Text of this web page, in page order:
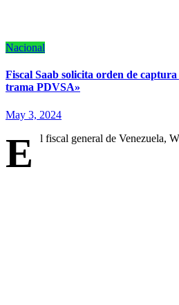
Nacional
Fiscal Saab solicita orden de
trama PDVSA»
May 3, 2024
E l fiscal general de Venezuela,